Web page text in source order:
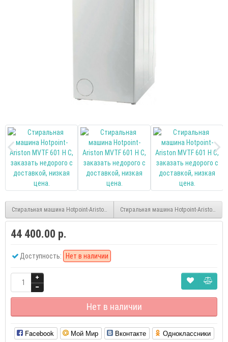
Стиральная машина Hotpoint-Ariston VMSG 601 BСтиральная машина Hotpoint-Ariston
44 400.00 р.
Доступность: Нет в наличии
Нет в наличии
Facebook Мой Мир Вконтакте Одноклассники